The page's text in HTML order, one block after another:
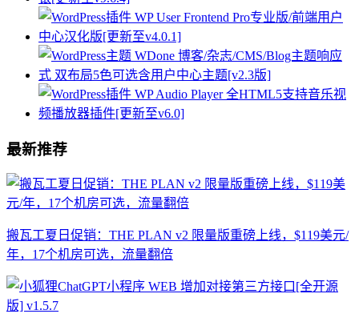
最新推荐
搬瓦工夏日促销：THE PLAN v2 限量版重磅上线，$119美元/
年，17个机房可选，流量翻倍